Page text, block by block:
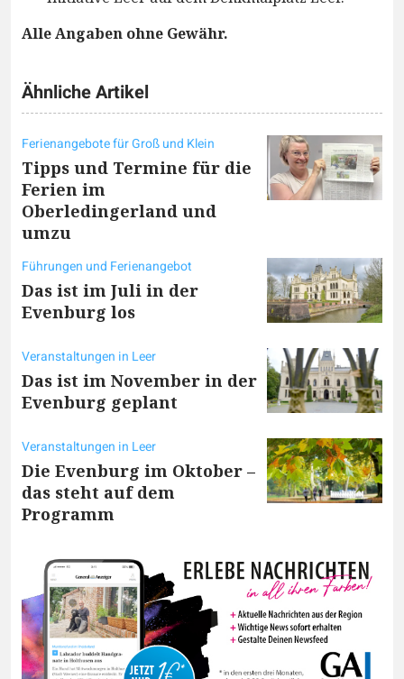
Alle Angaben ohne Gewähr.
Ähnliche Artikel
Ferienangebote für Groß und Klein
Tipps und Termine für die
Ferien im
Oberledingerland und
umzu
Führungen und Ferienangebot
Das ist im Juli in der
Evenburg los
Veranstaltungen in Leer
Das ist im November in der
Evenburg geplant
Veranstaltungen in Leer
Die Evenburg im Oktober –
das steht auf dem
Programm